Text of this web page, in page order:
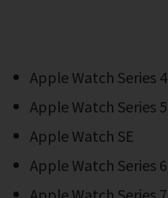
Apple Watch Series 4
Apple Watch Series 5
Apple Watch SE
Apple Watch Series 6
Apple Watch Series 7